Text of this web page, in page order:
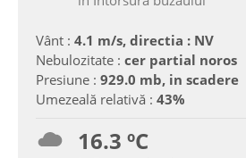
Vânt : 4.1 m/s, directia : NV
Nebulozitate : cer partial noros
Presiune : 929.0 mb, in scadere
Umezeală relativă : 43%
16.3 ºC